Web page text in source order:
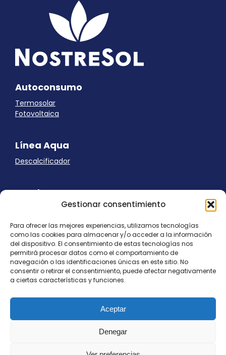
Gestionar consentimiento
Para ofrecer las mejores experiencias, utilizamos tecnologías
como las cookies para almacenar y/o acceder a la información
del dispositivo. El consentimiento de estas tecnologías nos
permitirá procesar datos como el comportamiento de
navegación o las identificaciones únicas en este sitio. No
consentir o retirar el consentimiento, puede afectar negativamente
a ciertas características y funciones.
Aceptar
Denegar
Autoconsumo
Termosolar
Fotovoltaica
Línea Aqua
Descalcificador
Ayuda
Panel Cookies
Política de privacidad
contacto@nostresol.com
Canal de Denuncias
Trabaja con nosotros